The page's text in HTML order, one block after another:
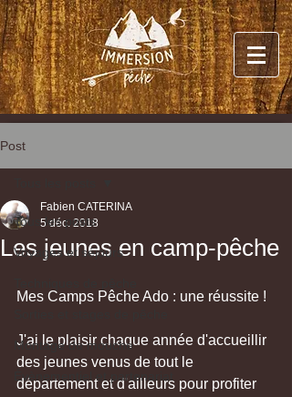
Post
Tous les posts
Voyages et séjours
Montage de mouche
Évènementiel et partenariat
Les jeunes en camp-pêche
Fabien CATERINA
5 déc. 2018
Mes Camps Pêche Ado : une réussite !
J'ai le plaisir chaque année d'accueillir
des jeunes venus de tout le
département et d'ailleurs pour profiter